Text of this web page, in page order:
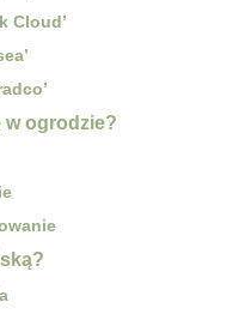
Cloud’
w ogrodzie?